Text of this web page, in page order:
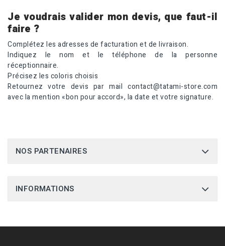
Je voudrais valider mon devis, que faut-il
faire ?
Complétez les adresses de facturation et de livraison.
Indiquez le nom et le téléphone de la personne
réceptionnaire.
Précisez les coloris choisis
Retournez votre devis par mail contact@tatami-store.com
avec la mention «bon pour accord», la date et votre signature.
NOS PARTENAIRES
INFORMATIONS